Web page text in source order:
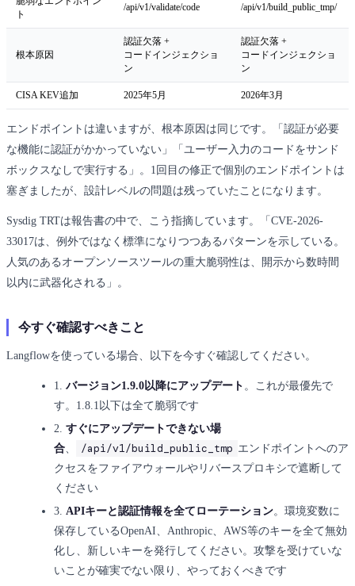
ト
/api/v1/validate/code /api/v1/build_public_tmp/
根本原因
認証欠落 +
コードインジェクショ
ン
認証欠落 +
コードインジェクショ
ン
CISA KEV追加 2025年5月 2026年3月
エンドポイントは違いますが、根本原因は同じです。「認証が必要
な機能に認証がかかっていない」「ユーザー入力のコードをサンド
ボックスなしで実行する」。1回目の修正で個別のエンドポイントは
塞ぎましたが、設計レベルの問題は残っていたことになります。
Sysdig TRTは報告書の中で、こう指摘しています。「CVE-2026-
33017は、例外ではなく標準になりつつあるパターンを示している。
人気のあるオープンソースツールの重大脆弱性は、開示から数時間
以内に武器化される」。
今すぐ確認すべきこと
Langflowを使っている場合、以下を今すぐ確認してください。
1. バージョン1.9.0以降にアップデート 。これが最優先で
す。1.8.1以下は全て脆弱です
2. すぐにアップデートできない場
合
/api/v1/build_public_tmp エンドポイントへのア
クセスをファイアウォールやリバースプロキシで遮断して
ください
3. APIキーと認証情報を全てローテーション。環境変数に
保存しているOpenAI、Anthropic、AWS等のキーを全て無効
化し、新しいキーを発行してください。攻撃を受けていな
いことが確実でない限り、やっておくべきです